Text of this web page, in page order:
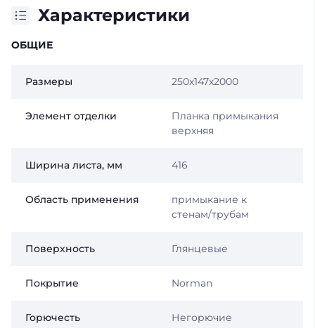
Характеристики
ОБЩИЕ
Размеры 250х147х2000
Элемент отделки
Планка примыкания
верхняя
Ширина листа, мм 416
Область применения
примыкание к
стенам/трубам
Поверхность Глянцевые
Покрытие Norman
Горючесть Негорючие